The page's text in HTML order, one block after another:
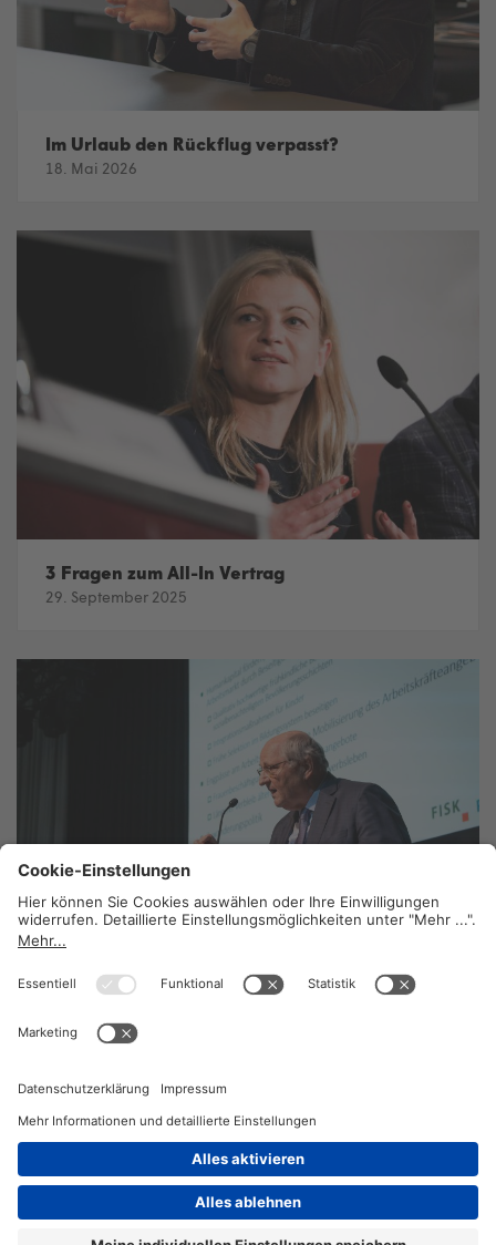
Im Urlaub den Rückflug verpasst?
18. Mai 2026
3 Fragen zum All-In Vertrag
29. September 2025
Unabhängigkeit durch erneuerbare Energie
23. Juli 2025